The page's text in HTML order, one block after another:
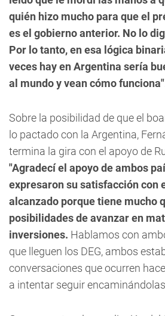
quién hizo mucho para que el
es el gobierno anterior. No lo
Por lo tanto, en esa lógica
veces hay en Argentina sería
al mundo y vean cómo
Sobre la posibilidad de que el
lo pactado con la Argentina,
termina la gira con el apoyo de
"Agradecí el apoyo de ambos
expresaron su satisfacción con
alcanzado porque tiene mucho
posibilidades de avanzar en
inversiones. Hablamos con
que lleguen los DEG, ambos
conversaciones que ocurren
a intentar seguir